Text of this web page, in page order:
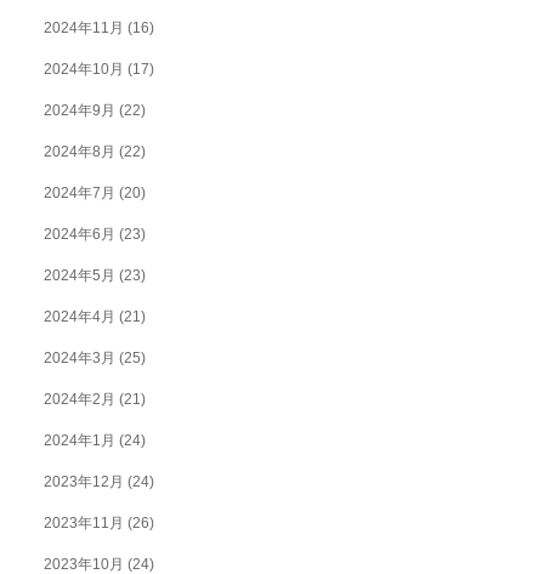
2024年11月 (16)
2024年10月 (17)
2024年9月 (22)
2024年8月 (22)
2024年7月 (20)
2024年6月 (23)
2024年5月 (23)
2024年4月 (21)
2024年3月 (25)
2024年2月 (21)
2024年1月 (24)
2023年12月 (24)
2023年11月 (26)
2023年10月 (24)